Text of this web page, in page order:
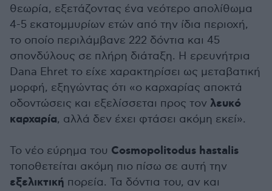
θεωρία, εξετάζοντας ένα νεότερο απολίθωμα
4-5 εκατομμυρίων ετών από την ίδια περιοχή,
το οποίο περιλάμβανε 222 δόντια και 45
σπονδύλους σε πλήρη διάταξη. Η ερευνήτρια
Dana Ehret το είχε χαρακτηρίσει ως μεταβατική
μορφή, εξηγώντας ότι «ο καρχαρίας αποκτά
οδοντώσεις και εξελίσσεται προς τον λευκό
καρχαρία, αλλά δεν έχει φτάσει ακόμη εκεί».
Το νέο εύρημα του Cosmopolitodus hastalis
τοποθετείται ακόμη πιο πίσω σε αυτή την
εξελικτική πορεία. Τα δόντια του, αν και